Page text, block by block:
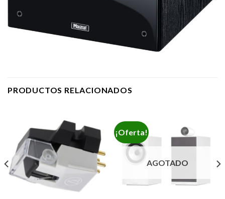
PRODUCTOS RELACIONADOS
¡Oferta!
AGOTADO